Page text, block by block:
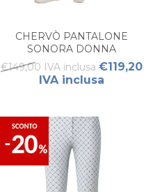
CHERVÒ PANTALONE
SONORA DONNA
€149,00 IVA inclusa €119,20
IVA inclusa